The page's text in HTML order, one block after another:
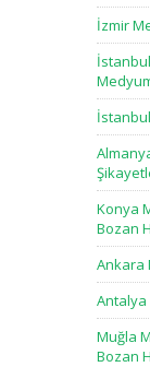
İzmir
Konya
Bozan
Ankara
Antalya
Muğla
Bozan